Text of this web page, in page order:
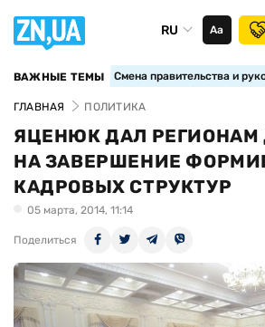
RU Аа
ВАЖНЫЕ ТЕМЫ Смена правительства и
ГЛАВНАЯ ПОЛИТИКА
ЯЦЕНЮК ДАЛ РЕГИОНАМ
НА ЗАВЕРШЕНИЕ
КАДРОВЫХ СТРУКТУР
05 марта, 2014, 11:14
Поделиться